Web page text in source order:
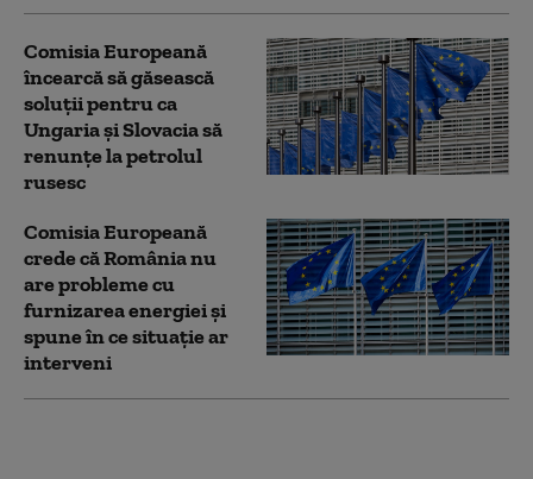
Comisia Europeană
încearcă să găsească
soluții pentru ca
Ungaria și Slovacia să
renunțe la petrolul
rusesc
Comisia Europeană
crede că România nu
are probleme cu
furnizarea energiei și
spune în ce situație ar
interveni